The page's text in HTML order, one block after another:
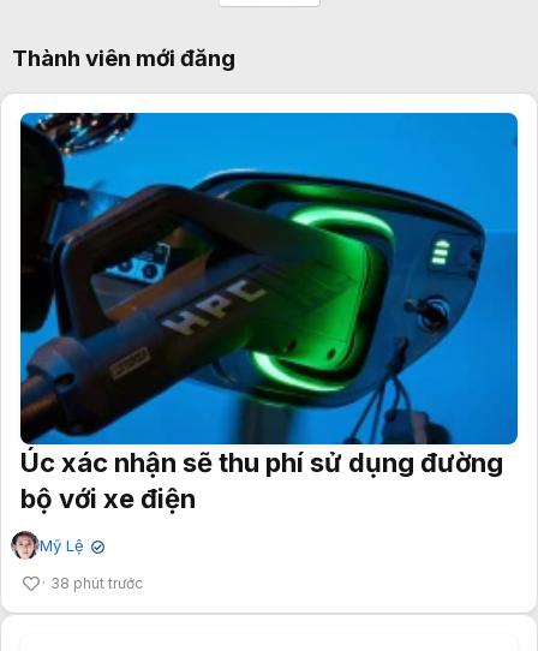
Thành viên mới đăng
Úc xác nhận sẽ thu phí sử dụng đường
bộ với xe điện
Mỹ Lệ ✔
38 phút trước